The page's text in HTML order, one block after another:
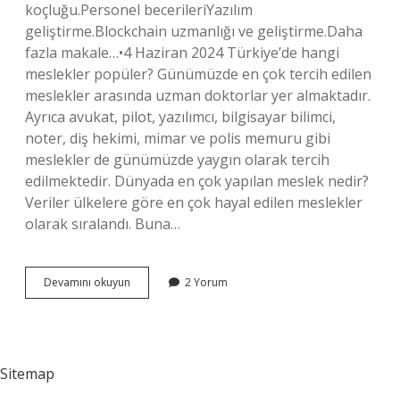
koçluğu.Personel becerileriYazılım
geliştirme.Blockchain uzmanlığı ve geliştirme.Daha
fazla makale…•4 Haziran 2024 Türkiye’de hangi
meslekler popüler? Günümüzde en çok tercih edilen
meslekler arasında uzman doktorlar yer almaktadır.
Ayrıca avukat, pilot, yazılımcı, bilgisayar bilimci,
noter, diş hekimi, mimar ve polis memuru gibi
meslekler de günümüzde yaygın olarak tercih
edilmektedir. Dünyada en çok yapılan meslek nedir?
Veriler ülkelere göre en çok hayal edilen meslekler
olarak sıralandı. Buna…
Devamını okuyun Dünyayı
Gezmek
2 Yorum
Sitemap